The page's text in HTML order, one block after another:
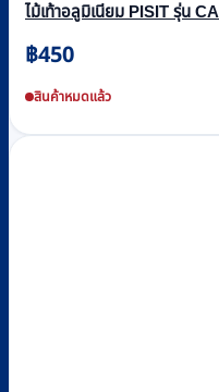
ไม้เท้าอลูมิเนียม PISIT รุ่น
฿450
สินค้าหมดแล้ว